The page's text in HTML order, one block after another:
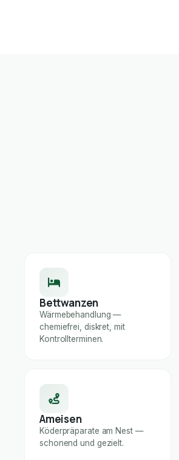
Bettwanzen
Wärmebehandlung —
chemiefrei, diskret, mit
Kontrollterminen.
Ameisen
Köderpräparate am Nest —
schonend und gezielt.